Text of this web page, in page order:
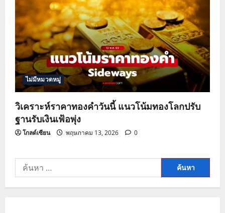
ไม่มีหมวดหมู่
วิเคราะห์ราคาทองคำวันนี้ แนวโน้มทองโลกปรับ
ฐานรับเงินเฟ้อพุ่ง
โกลด์เซียน พฤษภาคม 13, 2026 0
ค้นหา
สำหรับ: